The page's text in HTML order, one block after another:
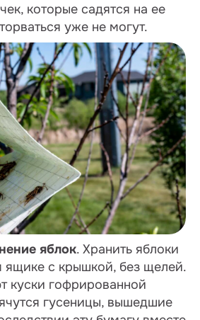
которые садятся на ее
уже не могут.
яблок. Хранить яблоки
ящике с крышкой, без щелей.
куски гофрированной
гусеницы, вышедшие